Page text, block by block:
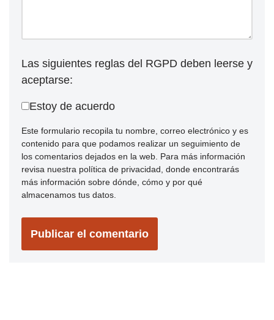
Las siguientes reglas del RGPD deben leerse y
aceptarse:
Estoy de acuerdo
Este formulario recopila tu nombre, correo electrónico y es
contenido para que podamos realizar un seguimiento de
los comentarios dejados en la web. Para más información
revisa nuestra política de privacidad, donde encontrarás
más información sobre dónde, cómo y por qué
almacenamos tus datos.